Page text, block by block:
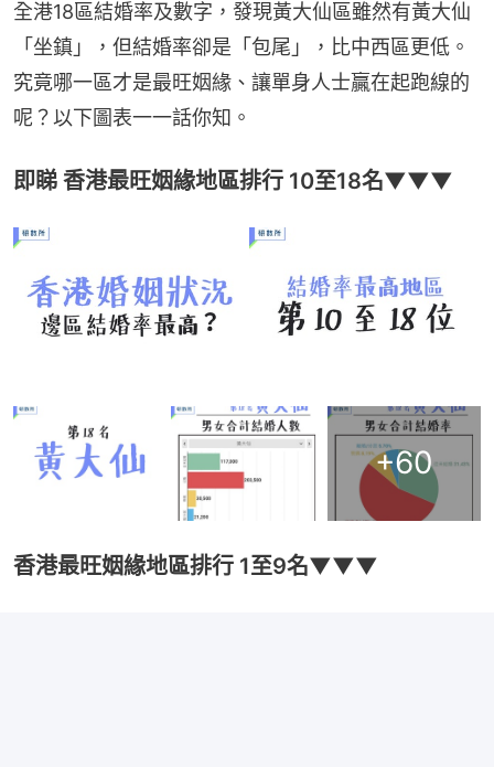
全港18區結婚率及數字，發現黃大仙區雖然有黃大仙
「坐鎮」，但結婚率卻是「包尾」，比中西區更低。
究竟哪一區才是最旺姻緣、讓單身人士贏在起跑線的
呢？以下圖表一一話你知。
即睇 香港最旺姻緣地區排行 10至18名▼▼▼
+60
香港最旺姻緣地區排行 1至9名▼▼▼